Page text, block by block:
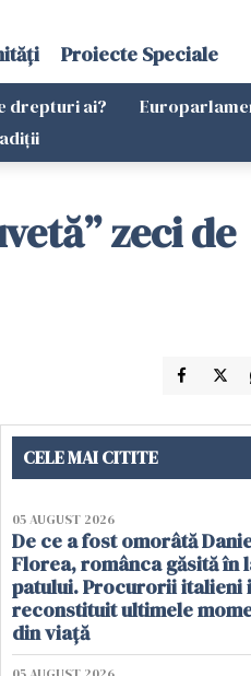
Proiecte Speciale
drepturi ai?
zeci de
CELE MAI CITITE
05 AUGUST 2026
De ce a fost omorâtă
Florea, românca găsită în
patului. Procurorii italieni
reconstituit ultimele
din viață